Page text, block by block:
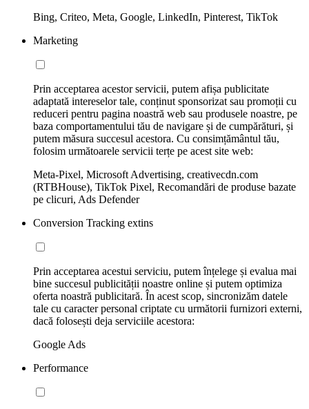
Bing, Criteo, Meta, Google, LinkedIn, Pinterest, TikTok
Marketing
Prin acceptarea acestor servicii, putem afișa publicitate
adaptată intereselor tale, conținut sponsorizat sau promoții cu
reduceri pentru pagina noastră web sau produsele noastre, pe
baza comportamentului tău de navigare și de cumpărături, și
putem măsura succesul acestora. Cu consimțământul tău,
folosim următoarele servicii terțe pe acest site web:
Meta-Pixel, Microsoft Advertising, creativecdn.com
(RTBHouse), TikTok Pixel, Recomandări de produse bazate
pe clicuri, Ads Defender
Conversion Tracking extins
Prin acceptarea acestui serviciu, putem înțelege și evalua mai
bine succesul publicității noastre online și putem optimiza
oferta noastră publicitară. În acest scop, sincronizăm datele
tale cu caracter personal criptate cu următorii furnizori externi,
dacă folosești deja serviciile acestora:
Google Ads
Performance